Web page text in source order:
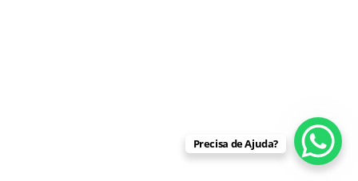
Precisa de Ajuda?